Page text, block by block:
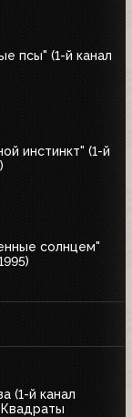
псы" (1-й канал
инстинкт" (1-й
солнцем"
(1-й канал
Квадраты